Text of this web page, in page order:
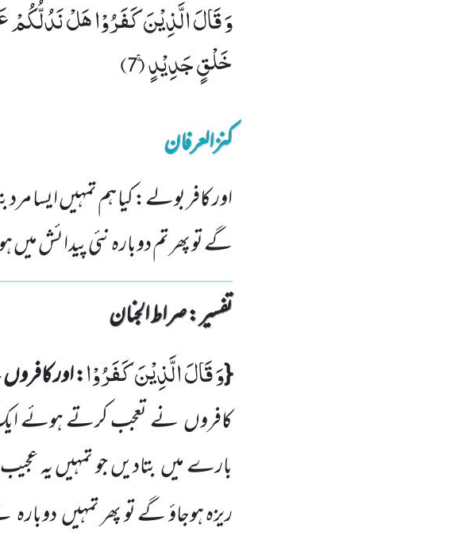
وَ قَالَ الَّذِیْنَ كَفَرُوْا هَلْ
خَلْقٍ جَدِیْدٍۚ (7)
کنزالعرفان
اور کافر بولے: کیا ہم تمہیں ایسا
گے تو پھر تم دوبارہ نئی پیدائش
تفسیر : ‎صراط الجنان
{وَ قَالَ الَّذِیْنَ كَفَرُوْا: اور
کافروں نے تعجب کرتے ہوئے
بارے میں بتادیں جو تمہیں یہ
ریزہ ہوجاؤ گے تو پھر تمہیں